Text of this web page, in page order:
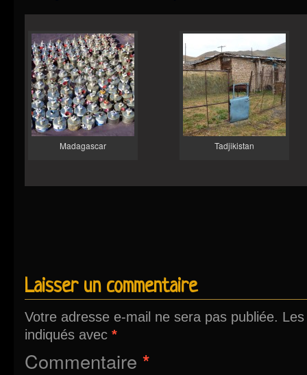
Madagascar Tadjikistan
Laisser un commentaire
Votre adresse e-mail ne sera pas publiée.
indiqués avec *
Commentaire *